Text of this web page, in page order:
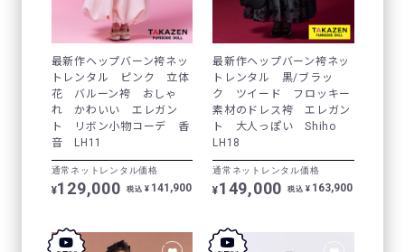
最新作ヘップバーン袴ネッ
トレンタル ピンク 立体
花 バルーン袴 おしゃ
れ かわいい エレガン
ト リボン小物コーデ 香
音 LH11
通常ネットレンタル価格
¥129,000 税込 ¥ 141,900
最新作ヘップバーン袴ネッ
トレンタル 黒/ブラッ
ク ツイード フロッキー
素材のドレス袴 エレガン
ト 大人っぽい Shiho
LH18
通常ネットレンタル価格
¥149,000 税込 ¥ 163,900